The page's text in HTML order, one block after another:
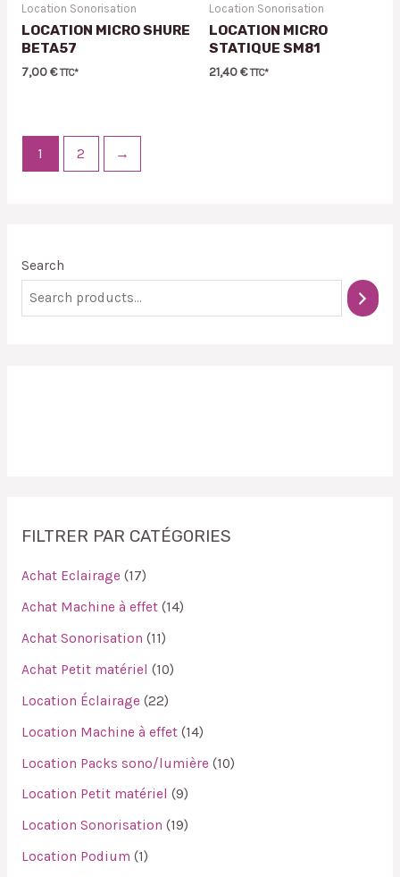
Search
FILTRER PAR CATÉGORIES
Achat Eclairage 17
Achat Machine à effet 14
Achat Sonorisation 11
Achat Petit matériel
10
Location Éclairage 22
Location Machine à effet 14
Location Packs sono/lumière 10
Location Petit matériel
9
Location Sonorisation 19
Location Podium 1
Location Sonorisation
LOCATION MICRO SHURE
BETA57
7,00€ TTC*
Location Sonorisation
LOCATION MICRO
STATIQUE SM81
21,40€ TTC*
1 2 →